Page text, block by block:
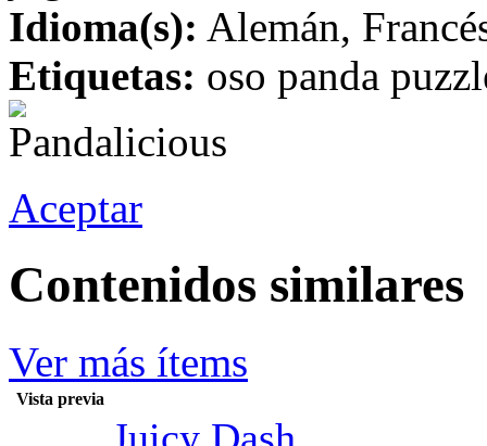
Idioma(s): Alemán,
Etiquetas: oso panda
Aceptar
Contenidos similares
Ver más ítems
Vista previa